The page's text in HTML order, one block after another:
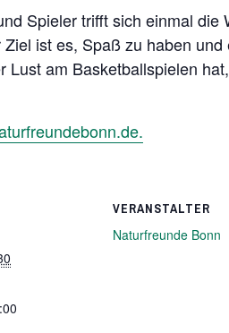
Spieler trifft sich einmal die
ist es, Spaß zu haben und
Lust am Basketballspielen
VERANSTALTER
Naturfreunde Bonn